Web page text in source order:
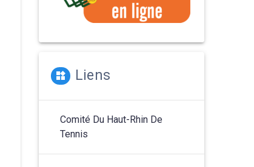
Liens
Comité Du Haut-Rhin De
Tennis